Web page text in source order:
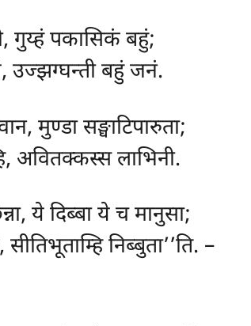
गुय्हं पकासिकं बहुं;
उज्झग्घन्ती बहुं जनं.
मुण्डा सङ्घाटिपारुता;
अवितक्कस्स लाभिनी.
ये दिब्बा ये च मानुसा;
निब्बुता’’ति. –